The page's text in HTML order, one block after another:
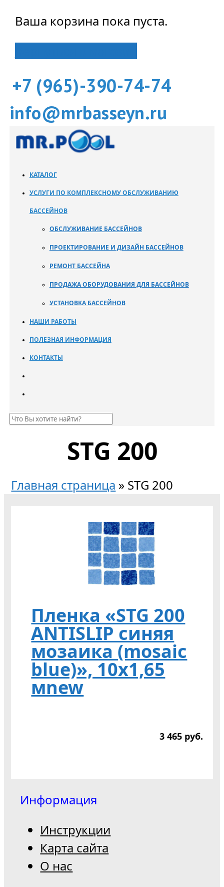
Ваша корзина пока пуста.
+7 (965)-390-74-74
info@mrbasseyn.ru
КАТАЛОГ
УСЛУГИ ПО КОМПЛЕКСНОМУ ОБСЛУЖИВАНИЮ
БАССЕЙНОВ
ОБСЛУЖИВАНИЕ БАССЕЙНОВ
ПРОЕКТИРОВАНИЕ И ДИЗАЙН БАССЕЙНОВ
РЕМОНТ БАССЕЙНА
ПРОДАЖА ОБОРУДОВАНИЯ ДЛЯ БАССЕЙНОВ
УСТАНОВКА БАССЕЙНОВ
НАШИ РАБОТЫ
ПОЛЕЗНАЯ ИНФОРМАЦИЯ
КОНТАКТЫ
STG 200
Главная страница » STG 200
Пленка «STG 200
ANTISLIP синяя
мoзаика (mosaic
blue)», 10х1,65
мnew
3 465 руб.
Информация
Инструкции
Карта сайта
О нас